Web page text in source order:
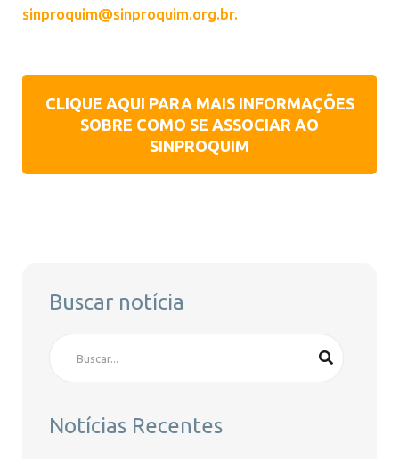
sinproquim@sinproquim.org.br.
CLIQUE AQUI PARA MAIS INFORMAÇÕES
SOBRE COMO SE ASSOCIAR AO
SINPROQUIM
Buscar notícia
Notícias Recentes